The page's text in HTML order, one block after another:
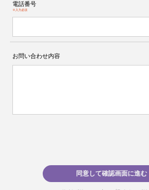
電話番号
※入力必須
お問い合わせ内容